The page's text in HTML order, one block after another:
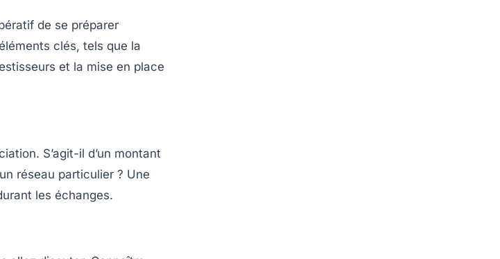
de se préparer
clés, tels que la
et la mise en place
. S’agit-il d’un montant
réseau particulier ? Une
les échanges.